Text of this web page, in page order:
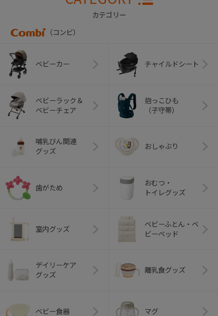
カテゴリー
（コンビ）
ベビーカー チャイルドシート
ベビーラック＆
ベビーチェア
抱っこひも
（子守帯）
哺乳びん関連
グッズ
おしゃぶり
歯がため
おむつ・
トイレグッズ
室内グッズ
ベビーふとん・ベ
ビーベッド
デイリーケア
グッズ
離乳食グッズ
ベビー食器 マグ